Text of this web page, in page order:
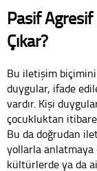
Pasif
Çıkar?
Bu iletişim
duygular, ifade
vardır. Kişi
çocukluktan
Bu da doğrudan
yollarla anlatmaya
kültürlerde ya da